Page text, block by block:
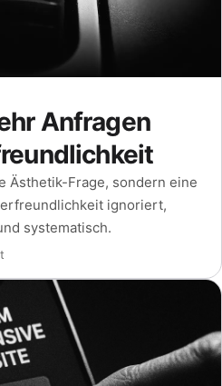
Anfragen
Ästhetik-Frage, sondern eine
ignoriert,
systematisch.